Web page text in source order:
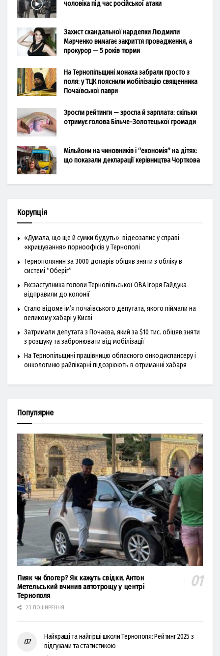
чоловіка під час російської атаки
Захист скандальної нардепки Людмили
Марченко вимагає закриття провадження, а
прокурор — 5 років тюрми
На Тернопільщині монаха забрали просто з
поля: у ТЦК пояснили мобілізацію священника
Почаївської лаври
Зросли рейтинги — зросла й зарплата: скільки
отримує голова Більче-Золотецької громади
Мільйони на чиновників і “економія” на дітях:
що показали декларації керівництва Чорткова
Корупція
«Думала, що ще й сумки будуть»: відеозапис у справі
«кришування» порноофісів у Тернополі
Тернополянин за 3000 доларів обіцяв зняти з обліку в
системі “Оберіг”
Ексзаступника голови Тернопільської ОВА Ігоря Гайдука
відправили до колонії
Стало відоме ім’я почаївського депутата, якого піймали на
великому хабарі у Києві
Затримали депутата з Почаєва, який за $10 тис. обіцяв зняти
з розшуку та забронювати від мобілізації
На Тернопільщині працівницю обласного онкодиспансеру і
онкологиню райлікарні підозрюють в отриманні хабаря
Популярне
Пияк чи блогер? Як кажуть свідки, Антон
Метельський вчинив автотрощу у центрі
Тернополя
23 ПОШИРЕННЯ
Найкращі та найгірші школи Тернополя: Рейтинг 2025 з
відгуками та статистикою